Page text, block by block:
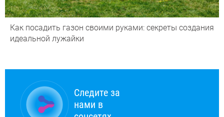
Как посадить газон своими руками: секреты создания
идеальной лужайки
Следите за
нами в